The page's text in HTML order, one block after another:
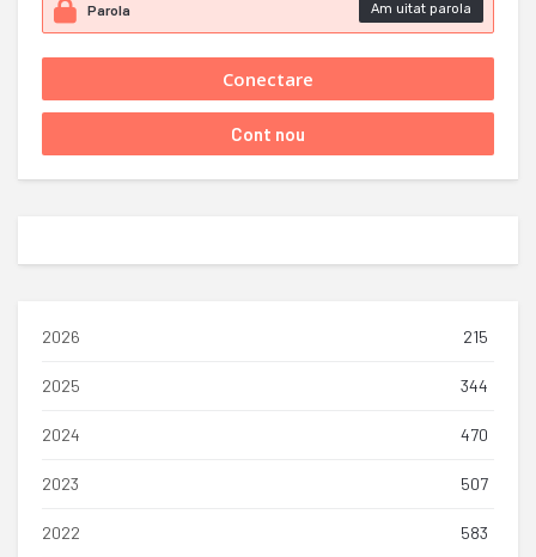
Am uitat parola
2026 215
2025 344
2024 470
2023 507
2022 583